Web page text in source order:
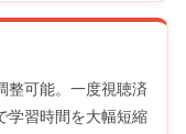
整可能。一度視聴済
学習時間を大幅短縮